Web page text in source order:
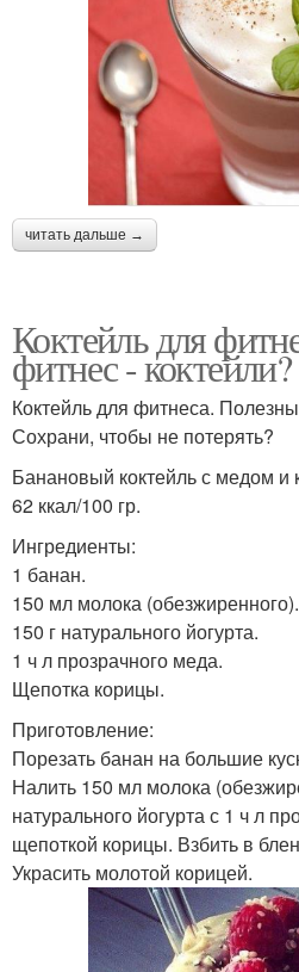
читать дальше →
Коктейль для
фитнес - коктейли?
Коктейль для фитнеса.
Сохрани, чтобы не потерять?
Банановый коктейль с медом и
62 ккал/100 гр.
Ингредиенты:
1 банан.
150 мл молока (обезжиренного).
150 г натурального йогурта.
1 ч л прозрачного меда.
Щепотка корицы.
Приготовление:
Порезать банан на большие
Налить 150 мл молока
натурального йогурта с 1 ч л
щепоткой корицы. Взбить в
Украсить молотой корицей.